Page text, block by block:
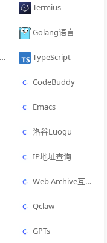
Termius
Golang语言
TypeScript
CodeBuddy
Emacs
洛谷Luogu
IP地址查询
Web Archive互联网档案馆
Qclaw
GPTs